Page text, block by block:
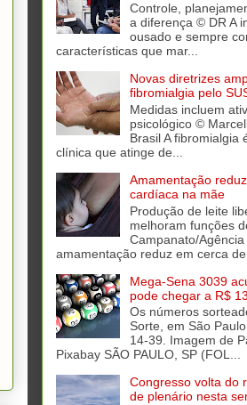
Controle,
a diferença © DR A
ousado e sempre
características que mar...
Novas diretrizes
fibromialgia pelo
Medidas incluem
psicológico ©
Brasil A fibromialgia
clínica que atinge de...
Amamentação
cardíaca na mãe
Produção de leite
melhoram funções
Campanato/Agência
amamentação reduz em cerca de
Mega-Sena 3039
pode chegar a R$
Os números
Sorte, em São
14-39. Imagem de
Pixabay SÃO PAULO, SP (FOL...
Congresso volta do
de plenário nesta